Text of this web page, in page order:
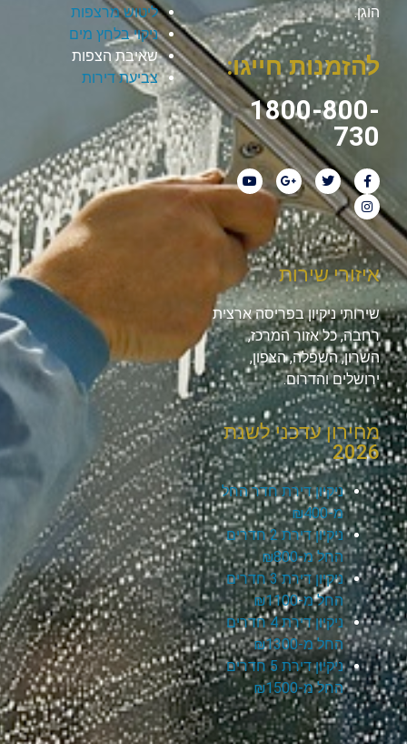
הוגן.
להזמנות חייגו:
1800-800-
730
ליטוש מרצפות
ניקוי בלחץ מים
שאיבת הצפות
צביעת דירות
איזורי שירות
שירותי ניקיון בפריסה ארצית
רחבה, כל אזור המרכז,
השרון, השפלה, הצפון,
ירושלים והדרום.
מחירון עדכני לשנת
2026
ניקיון דירת חדר החל
מ-₪400
ניקיון דירת 2 חדרים
החל מ-₪800
ניקיון דירת 3 חדרים
החל מ-₪1100
ניקיון דירת 4 חדרים
החל מ-₪1300
ניקיון דירת 5 חדרים
החל מ-₪1500